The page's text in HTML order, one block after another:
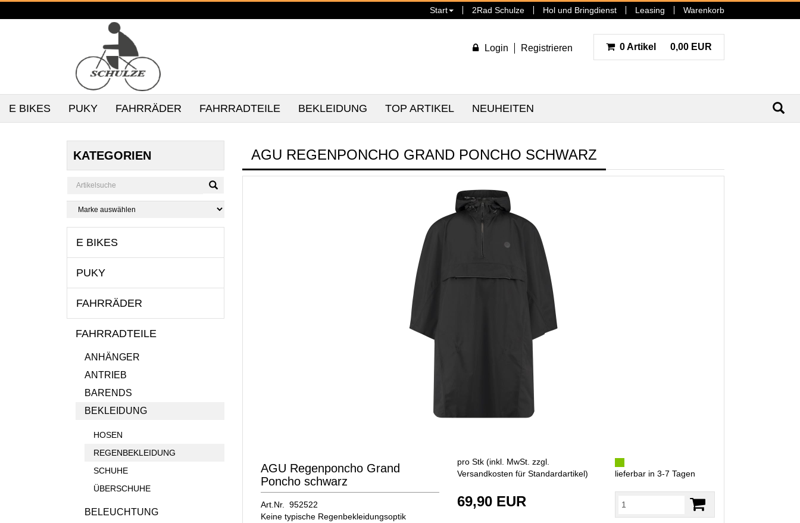
Start 2Rad Schulze Hol und Bringdienst Leasing Warenkorb
Login Registrieren 0 Artikel 0,00 EUR
E BIKES PUKY FAHRRÄDER FAHRRADTEILE BEKLEIDUNG TOP ARTIKEL NEUHEITEN
KATEGORIEN
E BIKES
PUKY
FAHRRÄDER
FAHRRADTEILE
ANHÄNGER
ANTRIEB
BARENDS
BEKLEIDUNG
HOSEN
REGENBEKLEIDUNG
SCHUHE
ÜBERSCHUHE
BELEUCHTUNG
AGU REGENPONCHO GRAND PONCHO SCHWARZ
AGU Regenponcho Grand
Poncho schwarz
Art.Nr. 952522
Keine typische Regenbekleidungsoptik
pro Stk (inkl. MwSt. zzgl.
Versandkosten für Standardartikel)
69,90 EUR
lieferbar in 3-7 Tagen